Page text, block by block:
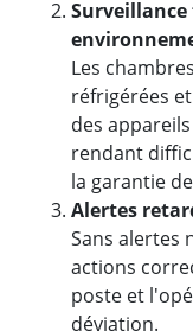
Les
réfrigérées
des
rendant
la garantie
Alertes
Sans alertes
actions
poste et
déviation.